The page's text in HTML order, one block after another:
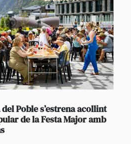
Poble s’estrena acollint
de la Festa Major amb